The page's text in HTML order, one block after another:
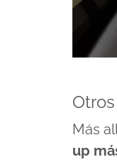
Más
up